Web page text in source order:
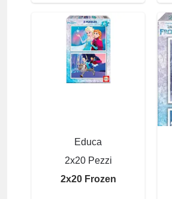
Educa
2x20 Pezzi
2x20 Frozen